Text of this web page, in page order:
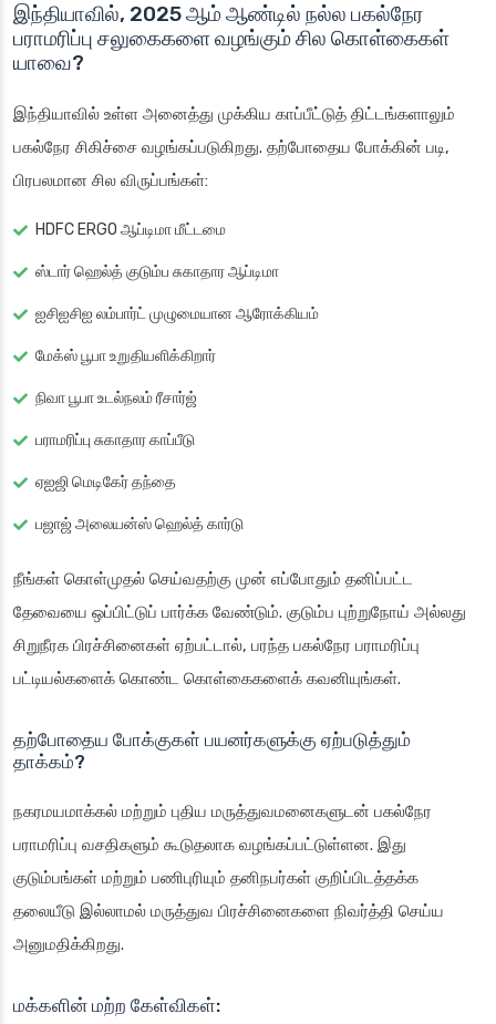
இந்தியாவில், 2025 ஆம் ஆண்டில் நல்ல பகல்நேர
பராமரிப்பு சலுகைகளை வழங்கும் சில கொள்கைகள்
யாவை?
இந்தியாவில் உள்ள அனைத்து முக்கிய காப்பீட்டுத் திட்டங்களாலும்
பகல்நேர சிகிச்சை வழங்கப்படுகிறது. தற்போதைய போக்கின் படி,
பிரபலமான சில விருப்பங்கள்:
HDFC ERGO ஆப்டிமா மீட்டமை
ஸ்டார் ஹெல்த் குடும்ப சுகாதார ஆப்டிமா
ஐசிஐசிஐ லம்பார்ட் முழுமையான ஆரோக்கியம்
மேக்ஸ் பூபா உறுதியளிக்கிறார்
நிவா பூபா உடல்நலம் ரீசார்ஜ்
பராமரிப்பு சுகாதார காப்பீடு
ஏஐஜி மெடிகேர் தந்தை
பஜாஜ் அலையன்ஸ் ஹெல்த் கார்டு
நீங்கள் கொள்முதல் செய்வதற்கு முன் எப்போதும் தனிப்பட்ட
தேவையை ஒப்பிட்டுப் பார்க்க வேண்டும். குடும்ப புற்றுநோய் அல்லது
சிறுநீரக பிரச்சினைகள் ஏற்பட்டால், பரந்த பகல்நேர பராமரிப்பு
பட்டியல்களைக் கொண்ட கொள்கைகளைக் கவனியுங்கள்.
தற்போதைய போக்குகள் பயனர்களுக்கு ஏற்படுத்தும்
தாக்கம்?
நகரமயமாக்கல் மற்றும் புதிய மருத்துவமனைகளுடன் பகல்நேர
பராமரிப்பு வசதிகளும் கூடுதலாக வழங்கப்பட்டுள்ளன. இது
குடும்பங்கள் மற்றும் பணிபுரியும் தனிநபர்கள் குறிப்பிடத்தக்க
தலையீடு இல்லாமல் மருத்துவ பிரச்சினைகளை நிவர்த்தி செய்ய
அனுமதிக்கிறது.
மக்களின் மற்ற கேள்விகள்: